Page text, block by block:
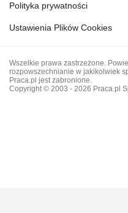
Polityka prywatności
Ustawienia Plików Cookies
Wszelkie prawa zastrzeżone.
rozpowszechnianie w jakikolwiek
Praca.pl jest zabronione.
Copyright © 2003 - 2026 Praca.pl